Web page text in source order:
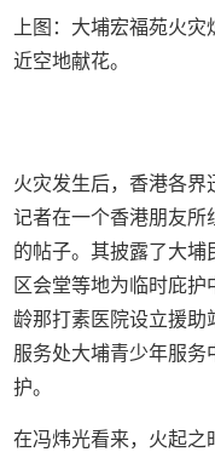
上图：大埔宏福苑火
近空地献花。
火灾发生后，香港各界
记者在一个香港朋友所
的帖子。其披露了大
区会堂等地为临时庇
龄那打素医院设立援助
服务处大埔青少年服
护。
在冯炜光看来，火起之